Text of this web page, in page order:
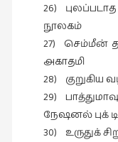
வரலாறு
வாசிப்பில்
விமர்சனம்
26)
நூலகம்
27) செம்மீன்
அகாதமி
28) குறுகிய
29)
நேஷனல் புக்
30) உருதுக்